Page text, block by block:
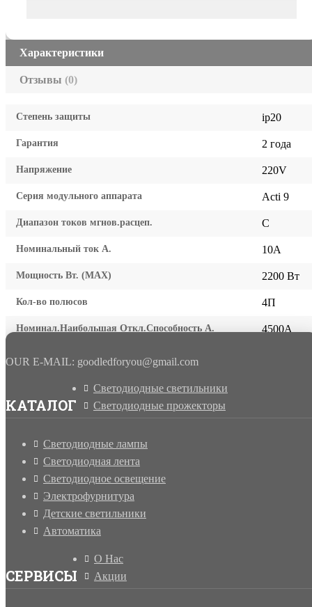
Характеристики
Отзывы (0)
Степень защиты ip20
Гарантия 2 года
Напряжение 220V
Серия модульного аппарата Acti 9
Диапазон токов мгнов.расцеп. C
Номинальный ток А. 10A
Мощность Вт. (МАХ) 2200 Вт
Кол-во полюсов 4П
Номинал.Наибольшая Откл.Способность А. 4500A
OUR E-MAIL: goodledforyou@gmail.cоm
КАТАЛОГ
Светодиодные светильники
Светодиодные прожекторы
Светодиодные лампы
Светодиодная лента
Светодиодное освещение
Электрофурнитура
Детские светильники
Автоматика
СЕРВИСЫ
О Нас
Акции